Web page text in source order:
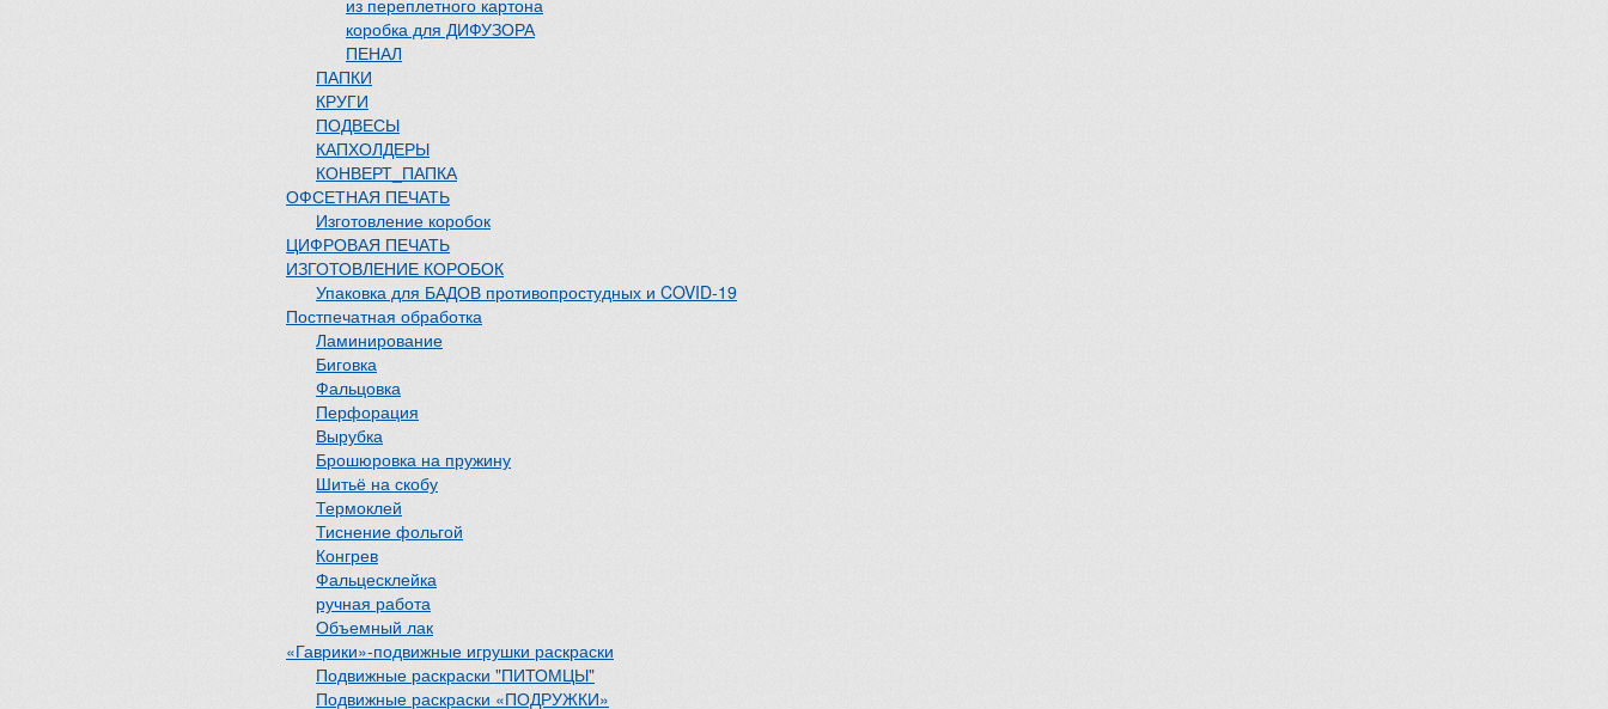
из переплетного картона
коробка для ДИФУЗОРА
ПЕНАЛ
ПАПКИ
КРУГИ
ПОДВЕСЫ
КАПХОЛДЕРЫ
КОНВЕРТ_ПАПКА
ОФСЕТНАЯ ПЕЧАТЬ
Изготовление коробок
ЦИФРОВАЯ ПЕЧАТЬ
ИЗГОТОВЛЕНИЕ КОРОБОК
Упаковка для БАДОВ противопростудных и COVID-19
Постпечатная обработка
Ламинирование
Биговка
Фальцовка
Перфорация
Вырубка
Брошюровка на пружину
Шитьё на скобу
Термоклей
Тиснение фольгой
Конгрев
Фальцесклейка
ручная работа
Объемный лак
«Гаврики»-подвижные игрушки раскраски
Подвижные раскраски "ПИТОМЦЫ"
Подвижные раскраски «ПОДРУЖКИ»